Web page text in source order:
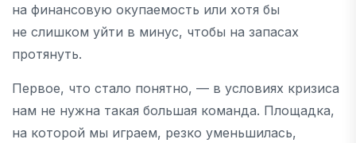
на финансовую окупаемость или хотя бы
не слишком уйти в минус, чтобы на запасах
протянуть.
Первое, что стало понятно, — в условиях кризиса
нам не нужна такая большая команда. Площадка,
на которой мы играем, резко уменьшилась,